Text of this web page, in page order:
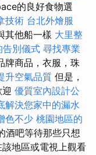
的良好食物選
技術 台北外燴服
其他船一樣 大里整
告別儀式 尋找專業
牌商品，衣服，珠
升空氣品質 但是，
優質室內設計公
解決您家中的漏水
色不少 桃園地區的
酒吧等待那些只想
地區或電視上觀看